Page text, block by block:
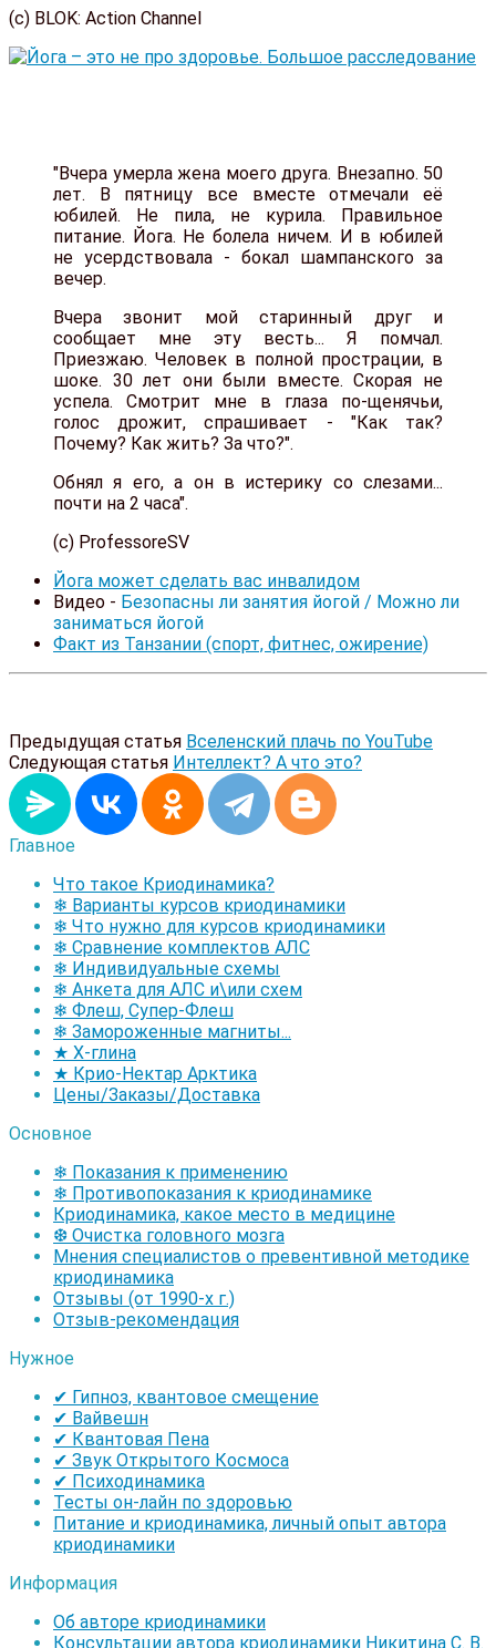
(с) BLOK: Action Channel
"Вчера умерла жена моего друга. Внезапно. 50
лет. В пятницу все вместе отмечали её
юбилей. Не пила, не курила. Правильное
питание. Йога. Не болела ничем. И в юбилей
не усердствовала - бокал шампанского за
вечер.
Вчера звонит мой старинный друг и
сообщает мне эту весть... Я помчал.
Приезжаю. Человек в полной прострации, в
шоке. 30 лет они были вместе. Скорая не
успела. Смотрит мне в глаза по-щенячьи,
голос дрожит, спрашивает - "Как так?
Почему? Как жить? За что?".
Обнял я его, а он в истерику со слезами...
почти на 2 часа".
(с) ProfessoreSV
Йога может сделать вас инвалидом
Видео - Безопасны ли занятия йогой / Можно ли
заниматься йогой
Факт из Танзании (спорт, фитнес, ожирение)
Предыдущая статья Вселенский плачь по YouTube
Следующая статья Интеллект? А что это?
Главное
Что такое Криодинамика?
❄ Варианты курсов криодинамики
❄ Что нужно для курсов криодинамики
❄ Сравнение комплектов АЛС
❄ Индивидуальные схемы
❄ Анкета для АЛС и\или схем
❄ Флеш, Супер-Флеш
❄ Замороженные магниты...
★ Х-глина
★ Крио-Нектар Арктика
Цены/Заказы/Доставка
Основное
❄ Показания к применению
❄ Противопоказания к криодинамике
Криодинамика, какое место в медицине
❆ Очистка головного мозга
Мнения специалистов о превентивной методике
криодинамика
Отзывы (от 1990-х г.)
Отзыв-рекомендация
Нужное
✔ Гипноз, квантовое смещение
✔ Вайвешн
✔ Квантовая Пена
✔ Звук Открытого Космоса
✔ Психодинамика
Тесты он-лайн по здоровью
Питание и криодинамика, личный опыт автора
криодинамики
Информация
Об авторе криодинамики
Консультации автора криодинамики Никитина С. В.